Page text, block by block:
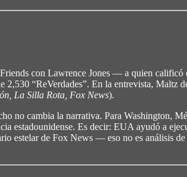
con Lawrence Jones — a quien
2,530 “ReVerdades”. En la entrevista,
La Silla Rota, Fox News).
no cambia la narrativa. Para Washington,
estadounidense. Es decir: EUA ayudó a
estelar de Fox News — eso no es análisis